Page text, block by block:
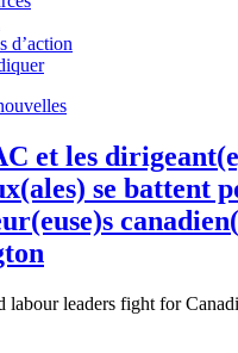
d’action
et les
se battent